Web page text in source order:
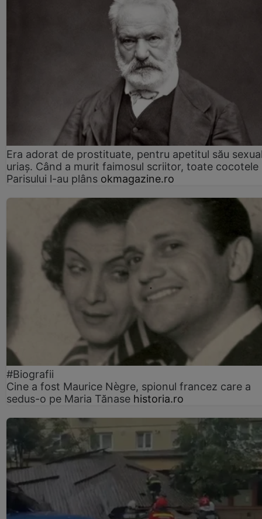
Era adorat de prostituate, pentru apetitul său
uriaș. Când a murit faimosul scriitor, toate cocotele
Parisului l-au plâns okmagazine.ro
#Biografii
Cine a fost Maurice Nègre, spionul francez care a
sedus-o pe Maria Tănase historia.ro